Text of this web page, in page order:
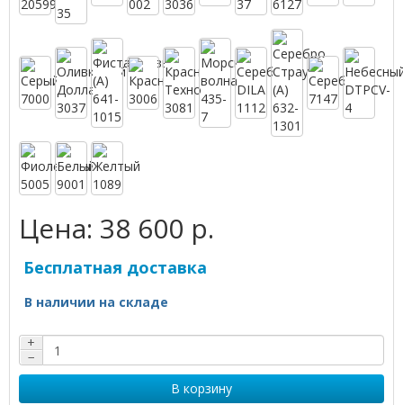
Цена: 38 600 р.
Бесплатная доставка
В наличии на складе
+
−
В корзину